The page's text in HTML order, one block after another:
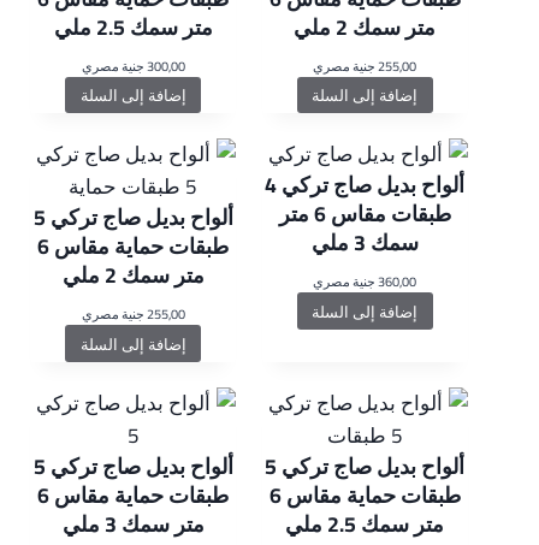
متر سمك 2 ملي
255,00جنية مصري
إضافة إلى السلة
متر سمك 2.5 ملي
300,00جنية مصري
إضافة إلى السلة
ألواح بديل صاج تركي 4
طبقات مقاس 6 متر
سمك 3 ملي
360,00جنية مصري
إضافة إلى السلة
ألواح بديل صاج تركي 5
طبقات حماية مقاس 6
متر سمك 2 ملي
255,00جنية مصري
إضافة إلى السلة
ألواح بديل صاج تركي 5
طبقات حماية مقاس 6
متر سمك 2.5 ملي
ألواح بديل صاج تركي 5
طبقات حماية مقاس 6
متر سمك 3 ملي